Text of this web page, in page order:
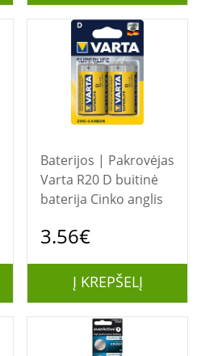
Baterijos | Pakrovėjas
Varta R20 D buitinė
baterija Cinko anglis
3.56€
Į KREPŠELĮ